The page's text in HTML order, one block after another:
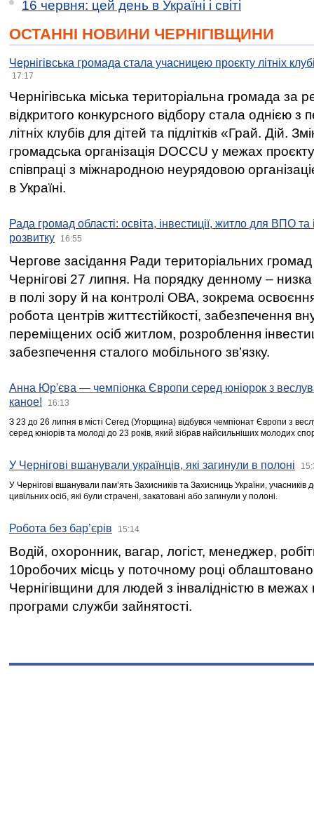
16 червня: цей день в Україні і світі
ОСТАННІ НОВИНИ ЧЕРНІГІВЩИНИ
Чернігівська громада стала учасницею проєкту літніх
17:17
Чернігівська міська територіальна громада за
відкритого конкурсного відбору стала однією
літніх клубів для дітей та підлітків «Грай. Дій.
громадська організація DOCCU у межах
співпраці з міжнародною неурядовою
в Україні.
Рада громад області: освіта, інвестиції, житло для ВПО
розвитку
16:55
Чергове засідання Ради територіальних громад
Чернігові 27 липня. На порядку денному –
в полі зору й на контролі ОВА, зокрема освоєння
робота центрів життєстійкості, забезпечення
переміщених осіб житлом, розроблення
забезпечення сталого мобільного зв’язку.
Анна Юр'єва — чемпіонка Європи серед юніорок з
каное!
16:13
З 23 до 26 липня в місті Сегед (Угорщина) відбувся чемпіонат Європи з
серед юніорів та молоді до 23 років, який зібрав найсильніших молодих
У Чернігові вшанували українців, які загинули в полоні
У Чернігові вшанували пам’ять Захисників та Захисниць України,
цивільних осіб, які були страчені, закатовані або загинули у полоні.
Робота без бар’єрів 15:14
Водій, охоронник, вагар, логіст, менеджер,
10робочих місць у поточному році
Чернігівщини для людей з інвалідністю в межах
програми служби зайнятості.